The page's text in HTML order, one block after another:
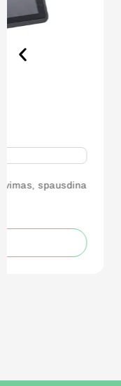
Novexx
Etikečių, Lipdukų
Novexx XPM 94x